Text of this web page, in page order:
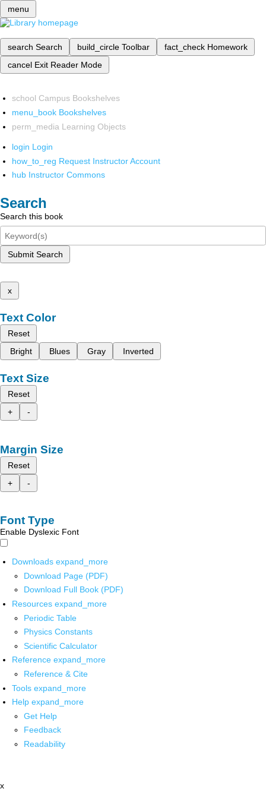
menu
search Search build_circle Toolbar fact_check Homework
cancel Exit Reader Mode
school Campus Bookshelves
menu_book Bookshelves
perm_media Learning Objects
login Login
how_to_reg Request Instructor Account
hub Instructor Commons
Search
Search this book
Submit Search
x
Text Color
Reset
Bright
Blues Gray Inverted
Text Size
Reset
+
-
Margin Size
Reset
+
-
Font Type
Enable Dyslexic Font
Downloads expand_more
Download Page (PDF)
Download Full Book (PDF)
Resources expand_more
Periodic Table
Physics Constants
Scientific Calculator
Reference expand_more
Reference & Cite
Tools expand_more
Help expand_more
Get Help
Feedback
Readability
x